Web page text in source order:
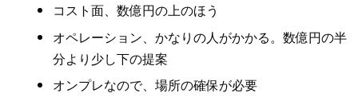
コスト面、数億円の上のほう
オペレーション、かなりの人がかかる。数億円の半
分より少し下の提案
オンプレなので、場所の確保が必要